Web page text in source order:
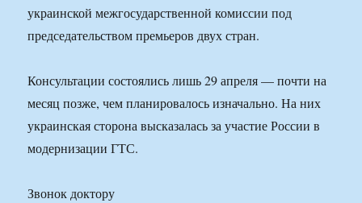
украинской межгосударственной комиссии под
председательством премьеров двух стран.
Консультации состоялись лишь 29 апреля — почти на
месяц позже, чем планировалось изначально. На них
украинская сторона высказалась за участие России в
модернизации ГТС.
Звонок доктору